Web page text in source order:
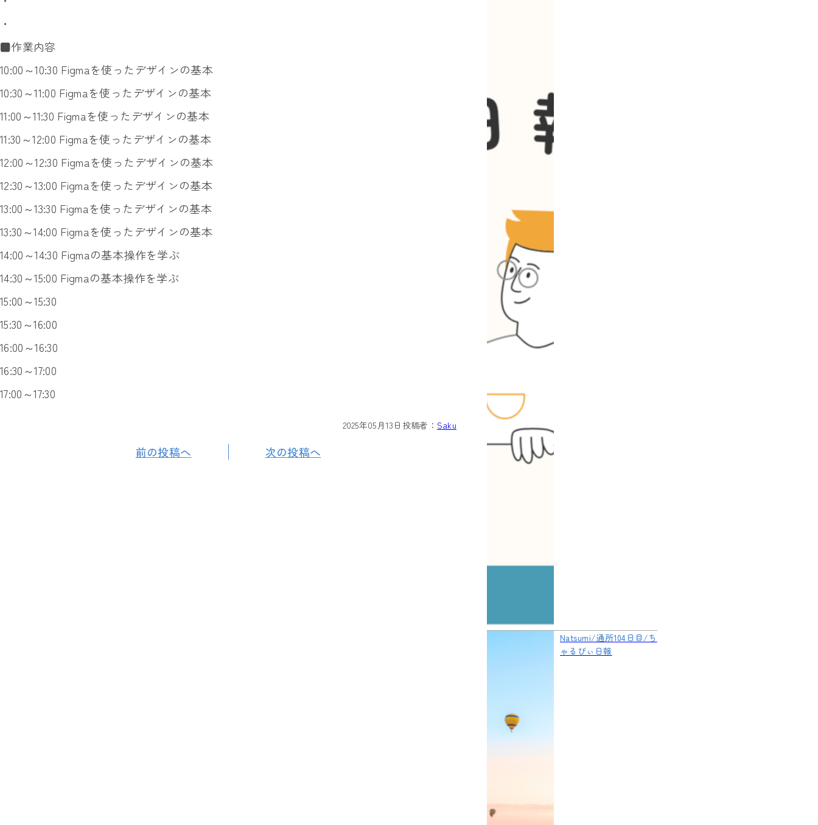
・
■作業内容
10:00～10:30 Figmaを使ったデザインの基本
10:30～11:00 Figmaを使ったデザインの基本
11:00～11:30 Figmaを使ったデザインの基本
11:30～12:00 Figmaを使ったデザインの基本
12:00～12:30 Figmaを使ったデザインの基本
12:30～13:00 Figmaを使ったデザインの基本
13:00～13:30 Figmaを使ったデザインの基本
13:30～14:00 Figmaを使ったデザインの基本
14:00～14:30 Figmaの基本操作を学ぶ
14:30～15:00 Figmaの基本操作を学ぶ
15:00～15:30
15:30～16:00
16:00～16:30
16:30～17:00
17:00～17:30
2025年05月13日 投稿者： Saku
前の投稿へ 次の投稿へ
Natsumi/通所104日目/ち
ゃるびぃ日報